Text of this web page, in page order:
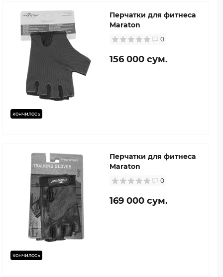
кончилось
Перчатки для фитнеса
Maraton
0
156 000 сум.
кончилось
Перчатки для фитнеса
Maraton
0
169 000 сум.